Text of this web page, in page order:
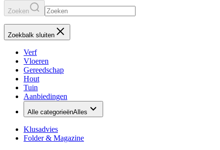
Zoeken
Zoekbalk sluiten
Verf
Vloeren
Gereedschap
Hout
Tuin
Aanbiedingen
Alle categorieënAlles
Klusadvies
Folder & Magazine